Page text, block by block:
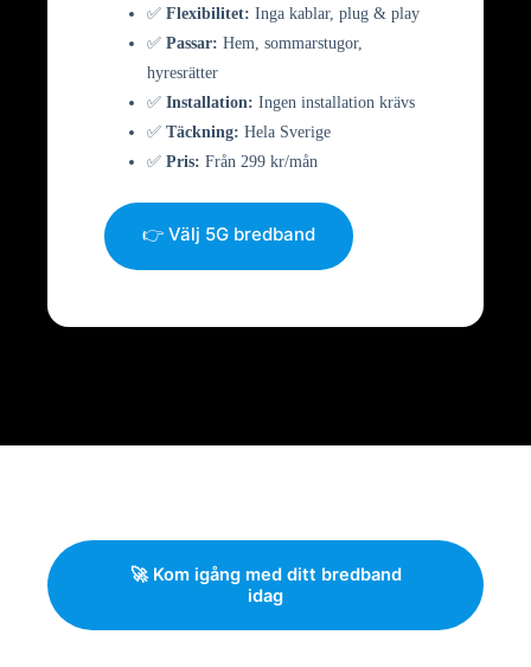
✅ Flexibilitet: Inga kablar, plug & play
✅ Passar: Hem, sommarstugor,
hyresrätter
✅ Installation: Ingen installation krävs
✅ Täckning: Hela Sverige
✅ Pris: Från 299 kr/mån
👉 Välj 5G bredband
🚀 Kom igång med ditt bredband
idag